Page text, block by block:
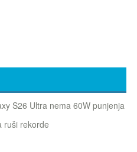
S26 Ultra nema 60W punjenja
ruši rekorde